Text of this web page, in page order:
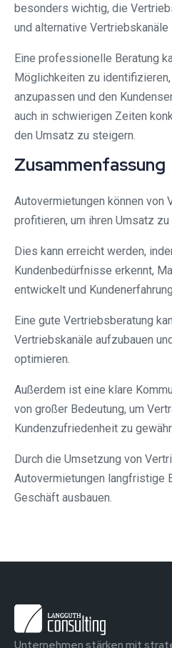
besonders wichtig, die
und alternative Vertriebskanäle
Eine professionelle Beratung
Möglichkeiten zu
anzupassen und den
auch in schwierigen Zeiten
den Umsatz zu steigern.
Zusammenfassung
Autovermietungen können von
profitieren, um ihren Umsatz
Dies kann erreicht werden,
Kundenbedürfnisse erkennt,
entwickelt und
Eine gute Vertriebsberatung
Vertriebskanäle aufzubauen
optimieren.
Außerdem ist eine klare
von großer Bedeutung, um
Kundenzufriedenheit zu
Durch die Umsetzung von
Autovermietungen langfristige
Geschäft ausbauen.
Unternehmen stärken mit